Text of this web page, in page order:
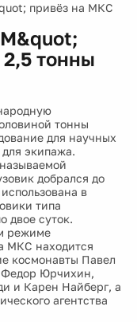
привёз на МКС
тонны
тонны
для научных
экипажа.
добрался до
в
типа
двое суток.
режиме
МКС находится
космонавты Павел
Федор Юрчихин,
и Карен Найберг, а
агентства